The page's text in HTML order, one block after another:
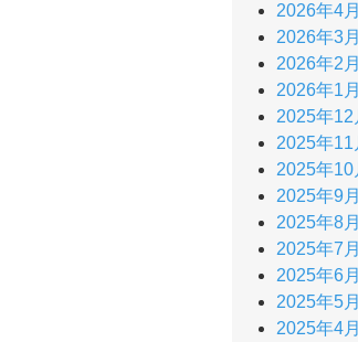
2026年4月
2026年3月
2026年2月
2026年1月
2025年12
2025年11
2025年10
2025年9月
2025年8月
2025年7月
2025年6月
2025年5月
2025年4月